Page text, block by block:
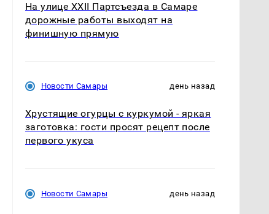
На Урале из казны
были украдены 18
Как выглядит место
крушение вертолета на
На улице XXII Партсъезда в Самаре
дорожные работы выходят на
финишную прямую
Новости Самары день назад
Хрустящие огурцы с куркумой - яркая
заготовка: гости просят рецепт после
первого укуса
Новости Самары день назад